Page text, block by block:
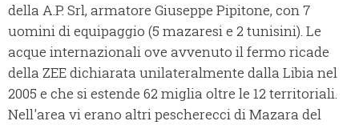
della A.P. Srl, armatore Giuseppe Pipitone, con 7
uomini di equipaggio (5 mazaresi e 2 tunisini). Le
acque internazionali ove avvenuto il fermo ricade
della ZEE dichiarata unilateralmente dalla Libia nel
2005 e che si estende 62 miglia oltre le 12 territoriali.
Nell'area vi erano altri pescherecci di Mazara del